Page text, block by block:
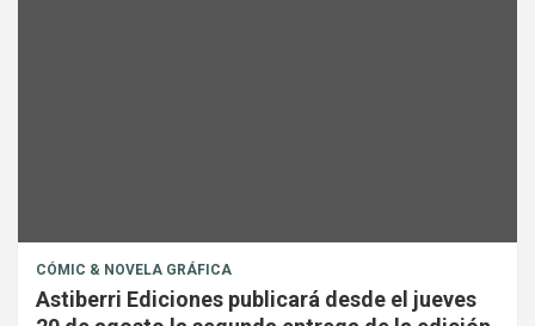
CÓMIC & NOVELA GRÁFICA
Astiberri Ediciones publicará desde el jueves